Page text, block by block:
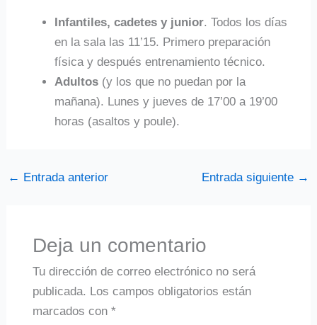
Infantiles, cadetes y junior. Todos los días
en la sala las 11’15. Primero preparación
física y después entrenamiento técnico.
Adultos (y los que no puedan por la
mañana). Lunes y jueves de 17’00 a 19’00
horas (asaltos y poule).
← Entrada anterior Entrada siguiente →
Deja un comentario
Tu dirección de correo electrónico no será
publicada. Los campos obligatorios están
marcados con *